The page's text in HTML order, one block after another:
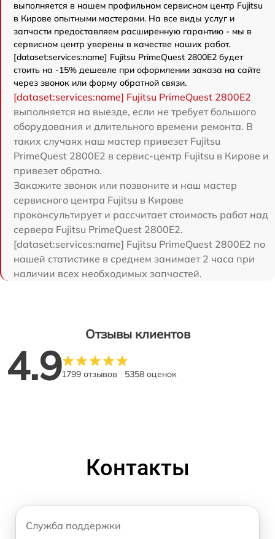
выполняется в нашем профильном сервисном центр Fujitsu
в Кирове опытными мастерами. На все виды услуг и
запчасти предоставляем расширенную гарантию - мы в
сервисном центр уверены в качестве наших работ.
[dataset:services:name] Fujitsu PrimeQuest 2800E2 будет
стоить на -15% дешевле при оформлении заказа на сайте
через звонок или форму обратной связи.
[dataset:services:name] Fujitsu PrimeQuest 2800E2
выполняется на выезде, если не требует большого
оборудования и длительного времени ремонта. В
таких случаях наш мастер привезет Fujitsu
PrimeQuest 2800E2 в сервис-центр Fujitsu в Кирове и
привезет обратно.
Закажите звонок или позвоните и наш мастер
сервисного центра Fujitsu в Кирове
проконсультирует и рассчитает стоимость работ над
сервера Fujitsu PrimeQuest 2800E2.
[dataset:services:name] Fujitsu PrimeQuest 2800E2 по
нашей статистике в среднем занимает 2 часа при
наличии всех необходимых запчастей.
Отзывы клиентов
4.91799 отзывов 5358 оценок
Контакты
Служба поддержки